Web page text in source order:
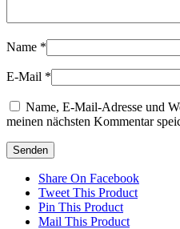
Name *
E-Mail *
Name, E-Mail-Adresse und
meinen nächsten Kommentar
Share On Facebook
Tweet This Product
Pin This Product
Mail This Product